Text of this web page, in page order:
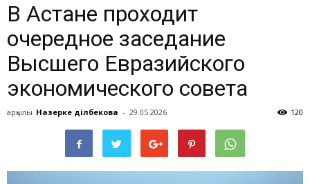
В Астане проходит
очередное заседание
Высшего Евразийского
экономического совета
арқылы Назерке Әділбекова - 29.05.2026 120